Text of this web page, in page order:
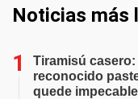
Noticias más
Tiramisú
reconocido
quede impecable